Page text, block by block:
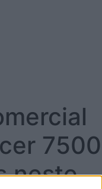
7500
neste